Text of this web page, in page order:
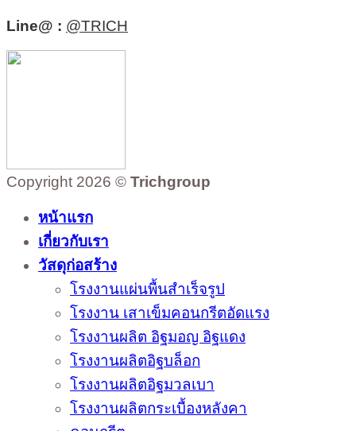
Line@ : @TRICH
Copyright 2026 © Trichgroup
หน้าแรก
เกี่ยวกับเรา
วัสดุก่อสร้าง
โรงงานแผ่นพื้นสำเร็จรูป
โรงงาน เสาเข็มคอนกรีตอัดแรง
โรงงานผลิต อิฐมอญ อิฐแดง
โรงงานผลิตอิฐบล็อก
โรงงานผลิตอิฐมวลเบา
โรงงานผลิตกระเบื้องหลังคา